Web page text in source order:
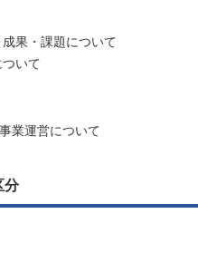
果・課題について
ついて
業運営について
分